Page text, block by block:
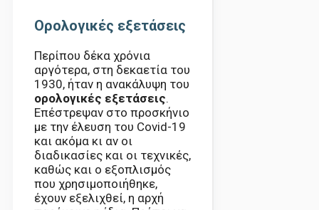
Ορολογικές εξετάσεις
Περίπου δέκα χρόνια
αργότερα, στη δεκαετία του
1930, ήταν η ανακάλυψη του
ορολογικές εξετάσεις.
Επέστρεψαν στο προσκήνιο
με την έλευση του Covid-19
και ακόμα κι αν οι
διαδικασίες και οι τεχνικές,
καθώς και ο εξοπλισμός
που χρησιμοποιήθηκε,
έχουν εξελιχθεί, η αρχή